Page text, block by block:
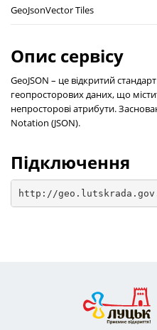
GeoJsonVector Tiles
Опис сервісу
GeoJSON – це відкритий
геопросторових даних, що
непросторові атрибути.
Notation (JSON).
Підключення
http://